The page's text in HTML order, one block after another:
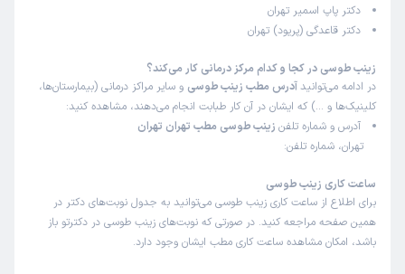
دکتر پاپ اسمیر تهران
دکتر قاعدگی (پریود) تهران
زینب طوسی در کجا و کدام مرکز درمانی کار می‌کند؟
در ادامه می‌توانید آدرس مطب زینب طوسی و سایر مراکز درمانی (بیمارستان‌ها،
کلینیک‌ها و …) که ایشان در آن کار طبابت انجام می‌دهند، مشاهده کنید:
آدرس و شماره تلفن زینب طوسی مطب تهران تهران
تهران، شماره تلفن:
ساعت کاری زینب طوسی
برای اطلاع از ساعت کاری زینب طوسی می‌توانید به جدول نوبت‌های دکتر در
همین صفحه مراجعه کنید. در صورتی که نوبت‌های زینب طوسی در دکترتو باز
باشد، امکان مشاهده ساعت کاری مطب ایشان وجود دارد.